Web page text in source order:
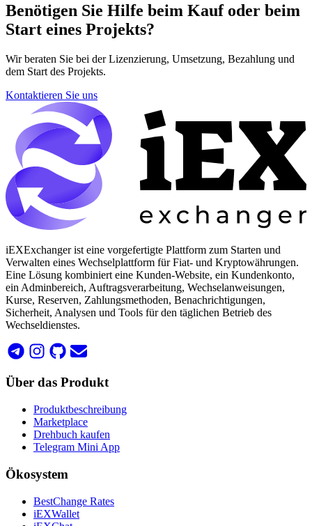
Benötigen Sie Hilfe beim Kauf oder beim
Start eines Projekts?
Wir beraten Sie bei der Lizenzierung, Umsetzung, Bezahlung und
dem Start des Projekts.
Kontaktieren Sie uns
iEXExchanger ist eine vorgefertigte Plattform zum Starten und
Verwalten eines Wechselplattform für Fiat- und Kryptowährungen.
Eine Lösung kombiniert eine Kunden-Website, ein Kundenkonto,
ein Adminbereich, Auftragsverarbeitung, Wechselanweisungen,
Kurse, Reserven, Zahlungsmethoden, Benachrichtigungen,
Sicherheit, Analysen und Tools für den täglichen Betrieb des
Wechseldienstes.
Über das Produkt
Produktbeschreibung
Marketplace
Drehbuch kaufen
Telegram Mini App
Ökosystem
BestChange Rates
iEXWallet